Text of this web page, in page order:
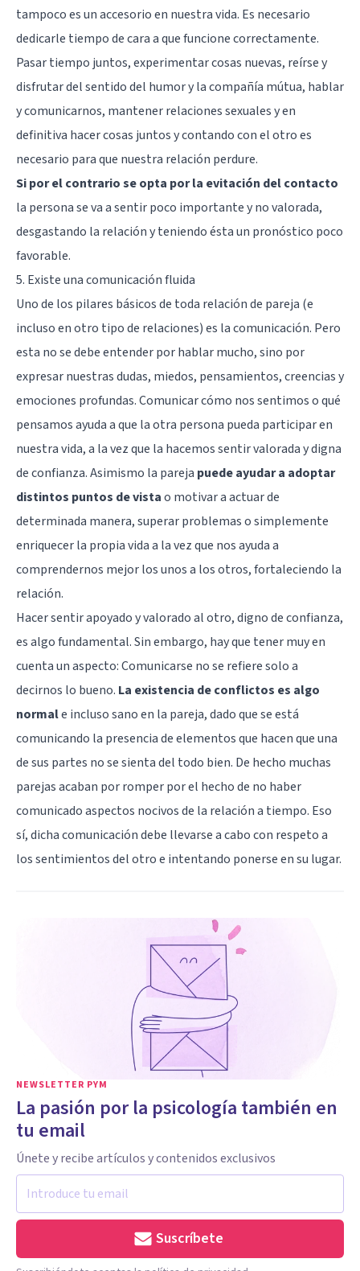
tampoco es un accesorio en nuestra vida. Es necesario
dedicarle tiempo de cara a que funcione correctamente.
Pasar tiempo juntos, experimentar cosas nuevas, reírse y
disfrutar del sentido del humor y la compañía mútua, hablar
y comunicarnos, mantener relaciones sexuales y en
definitiva hacer cosas juntos y contando con el otro es
necesario para que nuestra relación perdure.
Si por el contrario se opta por la evitación del contacto
la persona se va a sentir poco importante y no valorada,
desgastando la relación y teniendo ésta un pronóstico poco
favorable.
5. Existe una comunicación fluida
Uno de los pilares básicos de toda relación de pareja (e
incluso en otro tipo de relaciones) es la comunicación. Pero
esta no se debe entender por hablar mucho, sino por
expresar nuestras dudas, miedos, pensamientos, creencias y
emociones profundas. Comunicar cómo nos sentimos o qué
pensamos ayuda a que la otra persona pueda participar en
nuestra vida, a la vez que la hacemos sentir valorada y digna
de confianza. Asimismo la pareja puede ayudar a adoptar
distintos puntos de vistao motivar a actuar de
determinada manera, superar problemas o simplemente
enriquecer la propia vida a la vez que nos ayuda a
comprendernos mejor los unos a los otros, fortaleciendo la
relación.
Hacer sentir apoyado y valorado al otro, digno de confianza,
es algo fundamental. Sin embargo, hay que tener muy en
cuenta un aspecto: Comunicarse no se refiere solo a
decirnos lo bueno. La existencia de conflictos es algo
normale incluso sano en la pareja, dado que se está
comunicando la presencia de elementos que hacen que una
de sus partes no se sienta del todo bien. De hecho muchas
parejas acaban por romper por el hecho de no haber
comunicado aspectos nocivos de la relación a tiempo. Eso
sí, dicha comunicación debe llevarse a cabo con respeto a
los sentimientos del otro e intentando ponerse en su lugar.
NEWSLETTER PYM
La pasión por la psicología también en
tu email
Únete y recibe artículos y contenidos exclusivos
Suscríbete